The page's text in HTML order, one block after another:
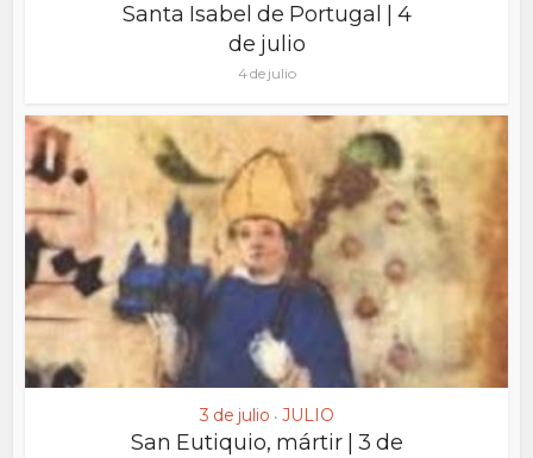
Santa Isabel de Portugal | 4
de julio
4 de julio
3 de julio • JULIO
San Eutiquio, mártir | 3 de